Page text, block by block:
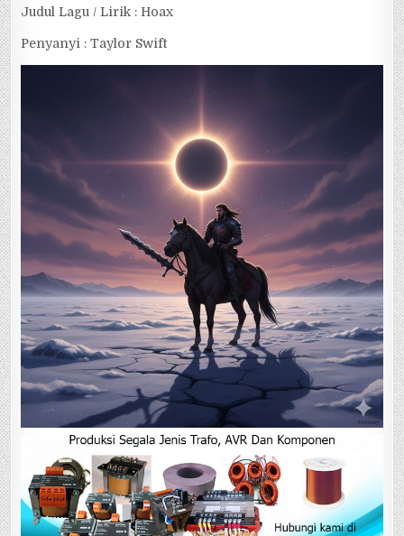
Judul Lagu / Lirik : Hoax
Penyanyi : Taylor Swift